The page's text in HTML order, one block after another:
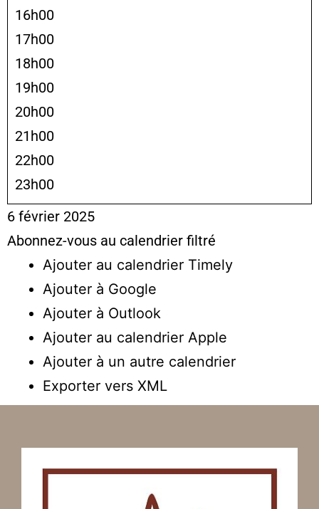
16h00
17h00
18h00
19h00
20h00
21h00
22h00
23h00
6 février 2025
Abonnez-vous au calendrier filtré
Ajouter au calendrier Timely
Ajouter à Google
Ajouter à Outlook
Ajouter au calendrier Apple
Ajouter à un autre calendrier
Exporter vers XML